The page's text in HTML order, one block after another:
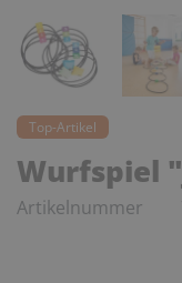
Top-Artikel
Wurfspiel
Artikelnummer